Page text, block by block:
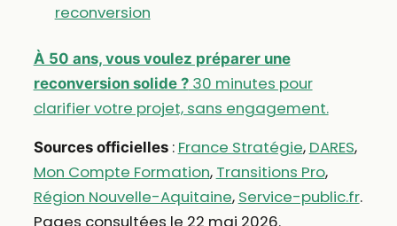
reconversion
À 50 ans, vous voulez préparer une
reconversion solide ?30 minutes pour
clarifier votre projet, sans engagement.
Sources officielles: France Stratégie, DARES,
Mon Compte Formation, Transitions Pro,
Région Nouvelle-Aquitaine, Service-public.fr.
Pages consultées le 22 mai 2026.